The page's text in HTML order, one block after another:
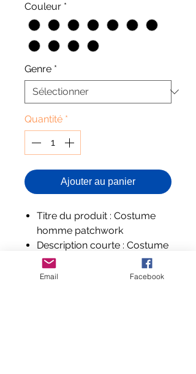
Couleur *
Genre *
Quantité *
Ajouter au panier
Titre du produit : Costume
homme patchwork
Description courte : Costume
homme patchwork
Description complète
Email Facebook